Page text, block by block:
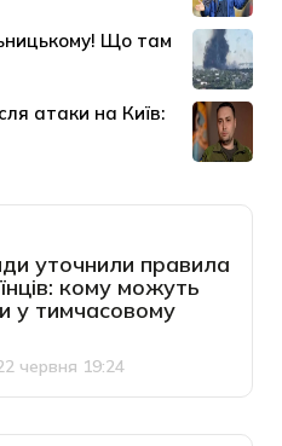
уточнили правила
кому можуть
у тимчасовому
червня 19:24